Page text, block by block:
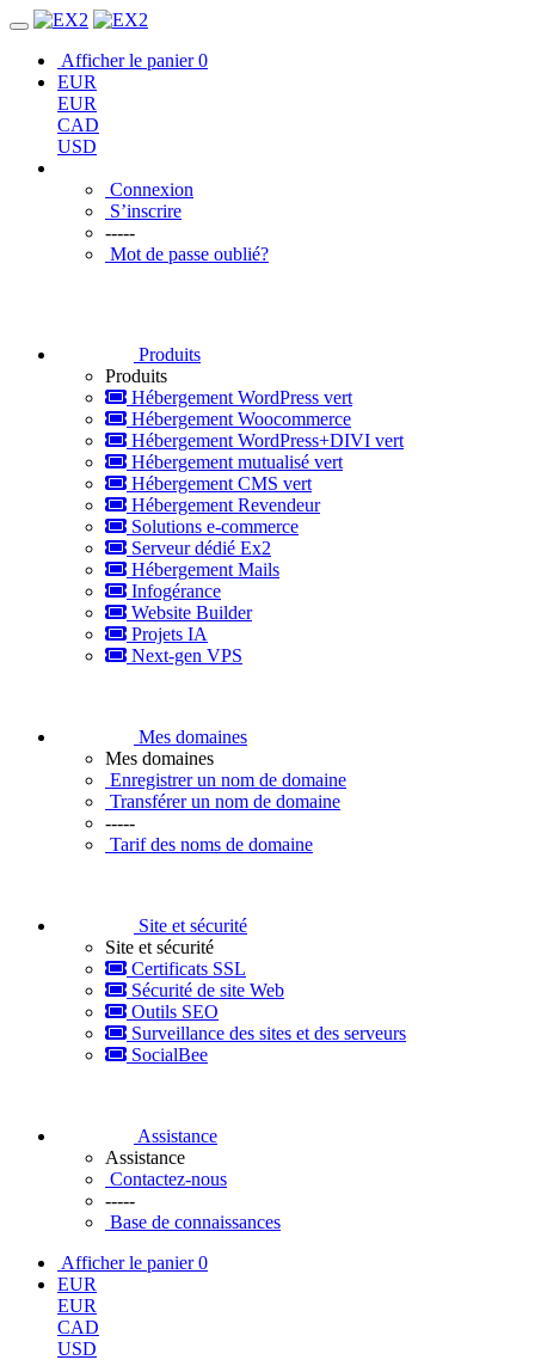
Afficher le panier0
EUR
EUR
CAD
USD
Connexion
S’inscrire
-----
Mot de passe oublié?
Produits
Produits
Hébergement WordPress vert
Hébergement Woocommerce
Hébergement WordPress+DIVI vert
Hébergement mutualisé vert
Hébergement CMS vert
Hébergement Revendeur
Solutions e-commerce
Serveur dédié Ex2
Hébergement Mails
Infogérance
Website Builder
Projets IA
Next-gen VPS
Mes domaines
Mes domaines
Enregistrer un nom de domaine
Transférer un nom de domaine
-----
Tarif des noms de domaine
Site et sécurité
Site et sécurité
Certificats SSL
Sécurité de site Web
Outils SEO
Surveillance des sites et des serveurs
SocialBee
Assistance
Assistance
Contactez-nous
-----
Base de connaissances
Afficher le panier0
EUR
EUR
CAD
USD